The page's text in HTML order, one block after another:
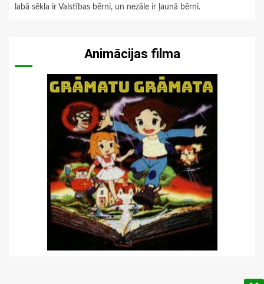
labā sēkla ir Valstības bērni, un nezāle ir ļaunā bērni.
Animācijas filma